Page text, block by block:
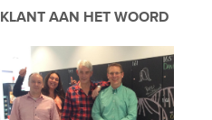
KLANT AAN HET WOORD